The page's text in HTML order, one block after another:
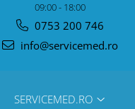
09:00 - 18:00
0753 200 746
info@servicemed.ro
SERVICEMED.RO